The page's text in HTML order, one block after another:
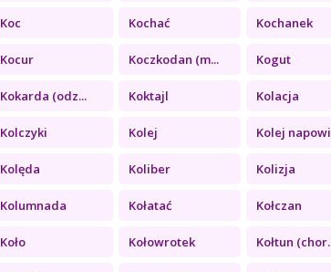
Koc Kochać Kochanek
Kocur Koczkodan (m... Kogut
Kokarda (odz... Koktajl Kolacja
Kolczyki Kolej Kolej
Kolęda Koliber Kolizja
Kolumnada Kołatać Kołczan
Koło Kołowrotek Kołtun